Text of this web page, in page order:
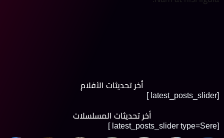
أخر تحديثات الأفلام
[latest_posts_slider ]
أخر تحديثات المسلسلات
[latest_posts_slider type=Sere ]